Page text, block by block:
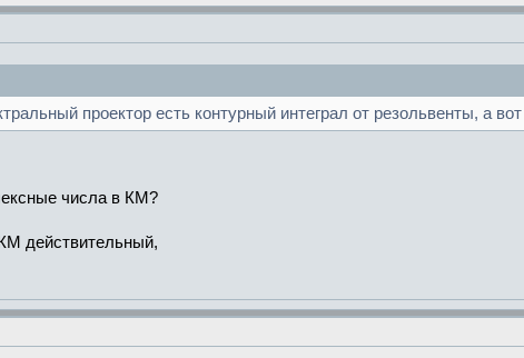
проектор есть контурный интеграл от резольвенты, а
числа в КМ?
действительный,